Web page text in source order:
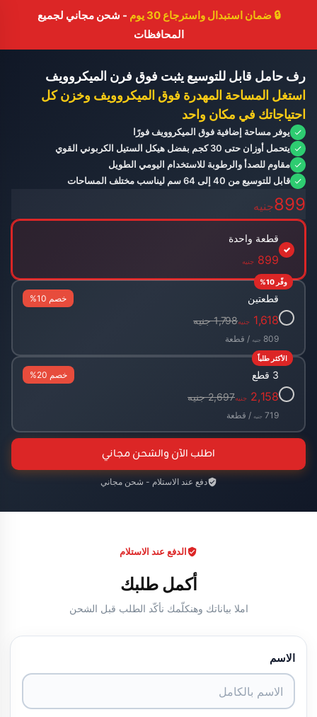
🔒 ضمان استبدال واسترجاع 30 يوم
- شحن مجاني لجميع
المحافظات
عملي
رف حامل قابل للتوسيع يثبت فوق فرن الميكروويف
استغل المساحة المهدرة فوق الميكروويف وخزن كل
احتياجاتك في مكان واحد
يوفر مساحة إضافية فوق الميكروويف فورًا
يتحمل أوزان حتى 30 كجم بفضل هيكل الستيل الكربوني القوي
مقاوم للصدأ والرطوبة للاستخدام اليومي الطويل
قابل للتوسيع من 40 إلى 64 سم ليناسب مختلف المساحات
899جنيه
✓
قطعة واحدة
899 جنيه
وفّر 10%
✓
قطعتين خصم 10%
1,618 جنيه1,798 جنيه
809 جنيه / قطعة
الأكثر طلباً
✓
3 قطع خصم 20%
2,158 جنيه2,697 جنيه
719 جنيه / قطعة
اطلب الآن والشحن مجاني
دفع عند الاستلام - شحن مجاني
الدفع عند الاستلام
أكمل طلبك
املا بياناتك وهنكلّمك نأكّد الطلب قبل الشحن
الاسم